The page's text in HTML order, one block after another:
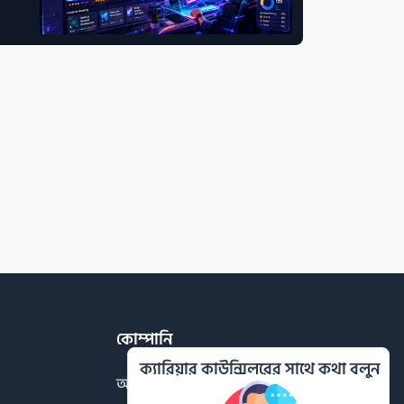
কোম্পানি
আমাদের সম্পর্কে
ক্যারিয়ার কাউন্সিলরের সাথে কথা বলুন